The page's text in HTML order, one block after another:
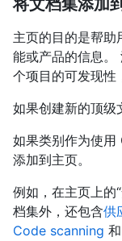
将文档集添加
主页的目的是帮
能或产品的信息。
个项目的可发现性
如果创建新的顶级
如果类别作为使
添加到主页。
例如，在主页上的
档集外，还包含供
Code scanning 和